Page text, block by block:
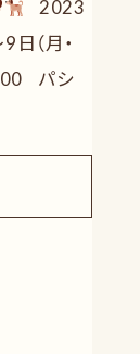
2023
日（月・
パシ